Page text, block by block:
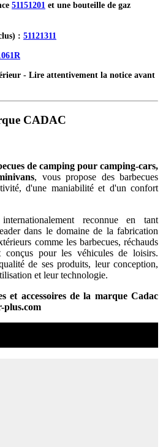
51151201 et une bouteille de gaz
: 51121311
- Lire attentivement la notice avant
CADAC
de camping pour camping-cars,
, vous propose des barbecues
d'une maniabilité et d'un confort
reconnue en tant
dans le domaine de la fabrication
comme les barbecues, réchauds
conçus pour les véhicules de loisirs.
de ses produits, leur conception,
et leur technologie.
et accessoires de la marque Cadac
plus.com